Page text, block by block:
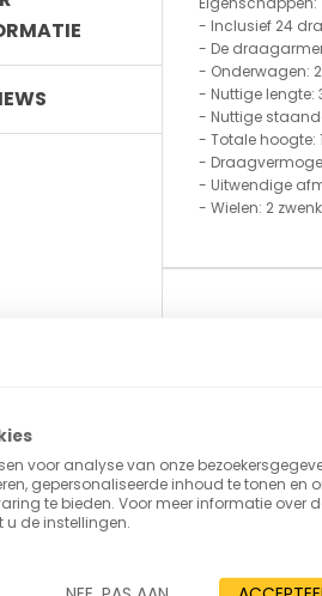
- Inclusief 24
- De
- Onderwagen:
- Nuttige lengte:
- Nuttige
- Totale hoogte:
-
- Uitwendige
- Wielen: 2
etages
voor analyse van onze
gepersonaliseerde inhoud te tonen en
te bieden. Voor meer informatie over
u de instellingen.